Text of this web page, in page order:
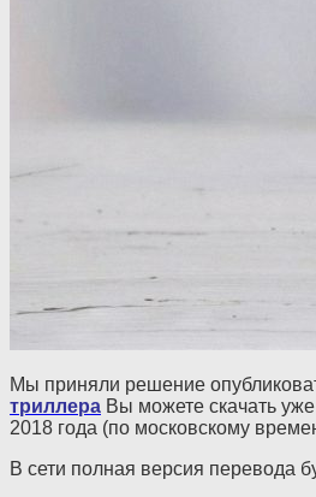
Мы приняли решение
триллера Вы можете скачать
2018 года (по московскому
В сети полная версия перевода